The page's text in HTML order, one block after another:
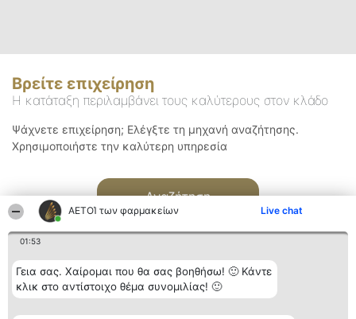
ΑΕΤΟΊ των φαρμακείων Live chat
01:53
Γεια σας. Χαίρομαι που θα σας βοηθήσω! 🙂 Κάντε
κλικ στο αντίστοιχο θέμα συνομιλίας! 🙂
Βρείτε επιχείρηση
Η κατάταξη περιλαμβάνει τους καλύτερους στον κλάδο
Ψάχνετε επιχείρηση; Ελέγξτε τη μηχανή αναζήτησης.
Χρησιμοποιήστε την καλύτερη υπηρεσία
Αναζήτηση
Διοργανωτής της
Κατάταξη Επικοινωνία